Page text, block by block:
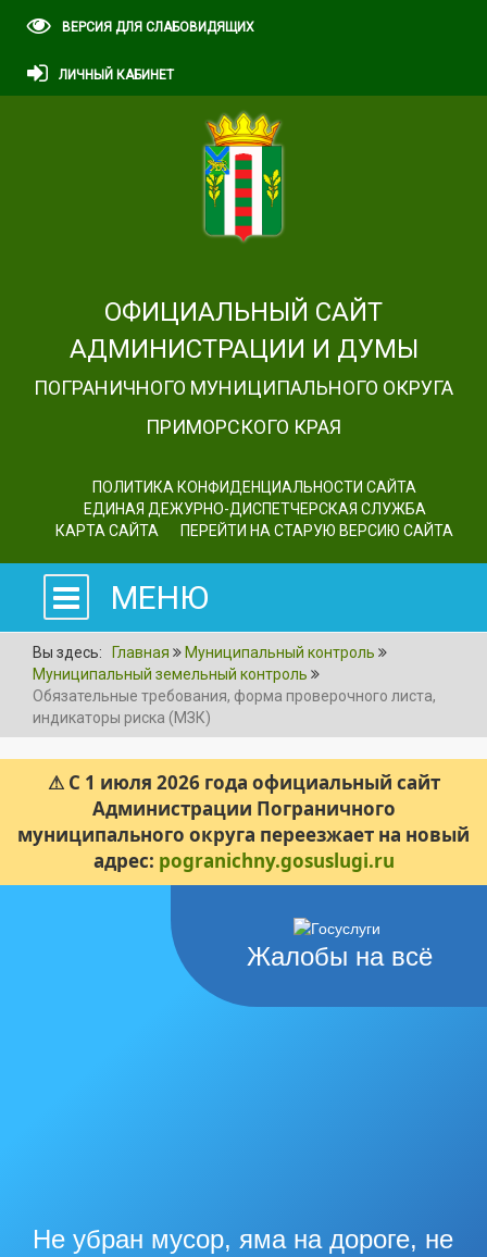
ВЕРСИЯ ДЛЯ СЛАБОВИДЯЩИХ
ЛИЧНЫЙ КАБИНЕТ
ОФИЦИАЛЬНЫЙ САЙТ
АДМИНИСТРАЦИИ И ДУМЫ
ПОГРАНИЧНОГО МУНИЦИПАЛЬНОГО ОКРУГА
ПРИМОРСКОГО КРАЯ
ПОЛИТИКА КОНФИДЕНЦИАЛЬНОСТИ САЙТА
ЕДИНАЯ ДЕЖУРНО-ДИСПЕТЧЕРСКАЯ СЛУЖБА
КАРТА САЙТА
ПЕРЕЙТИ НА СТАРУЮ ВЕРСИЮ САЙТА
МЕНЮ
Вы здесь: Главная
Муниципальный контроль
Муниципальный земельный контроль
Обязательные требования, форма проверочного листа,
индикаторы риска (МЗК)
⚠ С 1 июля 2026 года официальный сайт
Администрации Пограничного
муниципального округа переезжает на новый
адрес: pogranichny.gosuslugi.ru
Жалобы на всё
Не убран мусор, яма на дороге, не